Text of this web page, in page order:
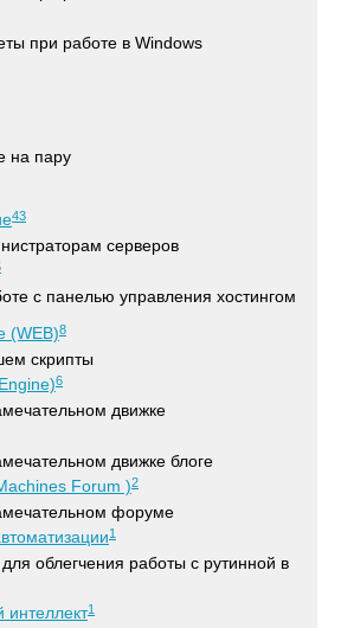
при работе в Windows
на пару
43
серверов
с панелью управления хостингом
(WEB)8
скрипты
6
движке
движке блоге
Forum )2
форуме
1
облегчения работы с рутинной в
интеллект1